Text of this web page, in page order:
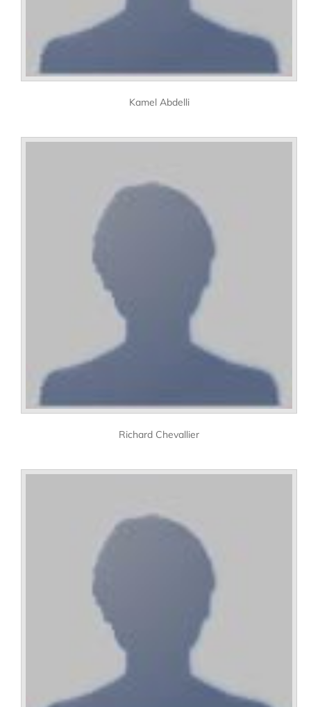
Kamel Abdelli
Richard Chevallier